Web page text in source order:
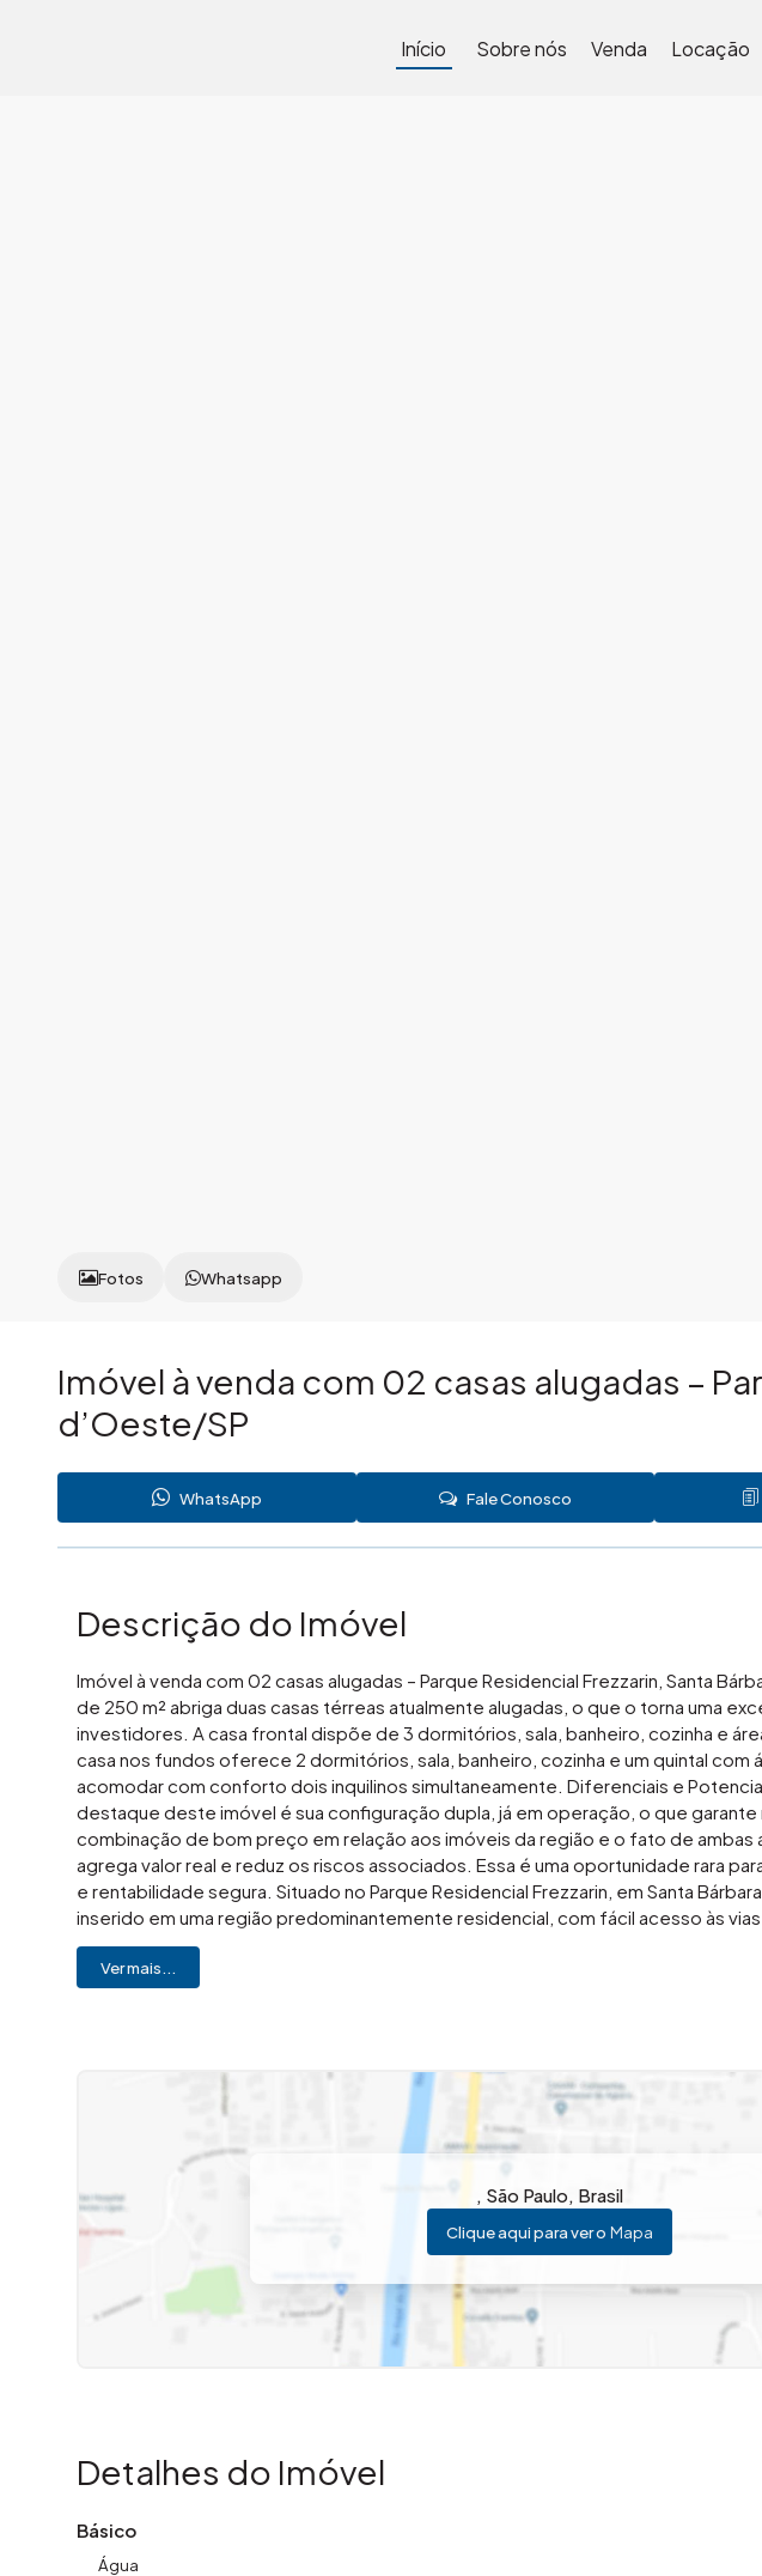
Locação
Venda
Sobre nós
Início
Fotos Whatsapp
Imóvel à venda com 02 casas alugadas –
d’Oeste/SP
WhatsApp Fale Conosco
Descrição do Imóvel
Imóvel à venda com 02 casas alugadas – Parque Residencial Frezzarin, Santa
de 250 m² abriga duas casas térreas atualmente alugadas, o que o torna uma
investidores. A casa frontal dispõe de 3 dormitórios, sala, banheiro, cozinha e
casa nos fundos oferece 2 dormitórios, sala, banheiro, cozinha e um quintal com
acomodar com conforto dois inquilinos simultaneamente. Diferenciais e
destaque deste imóvel é sua configuração dupla, já em operação, o que
combinação de bom preço em relação aos imóveis da região e o fato de ambas
agrega valor real e reduz os riscos associados. Essa é uma oportunidade rara
e rentabilidade segura. Situado no Parque Residencial Frezzarin, em Santa
inserido em uma região predominantemente residencial, com fácil acesso às
proximidades, você encontra comércios essenciais, como mercados, padarias,
transporte público, tornando o imóvel acessível e atraente tanto para locadores
mobilidade e infraestrutura consolidada da região contribuem para a valorização
Ver mais...
, São Paulo, Brasil
Clique aqui para ver o Mapa
Detalhes do Imóvel
Básico
Água